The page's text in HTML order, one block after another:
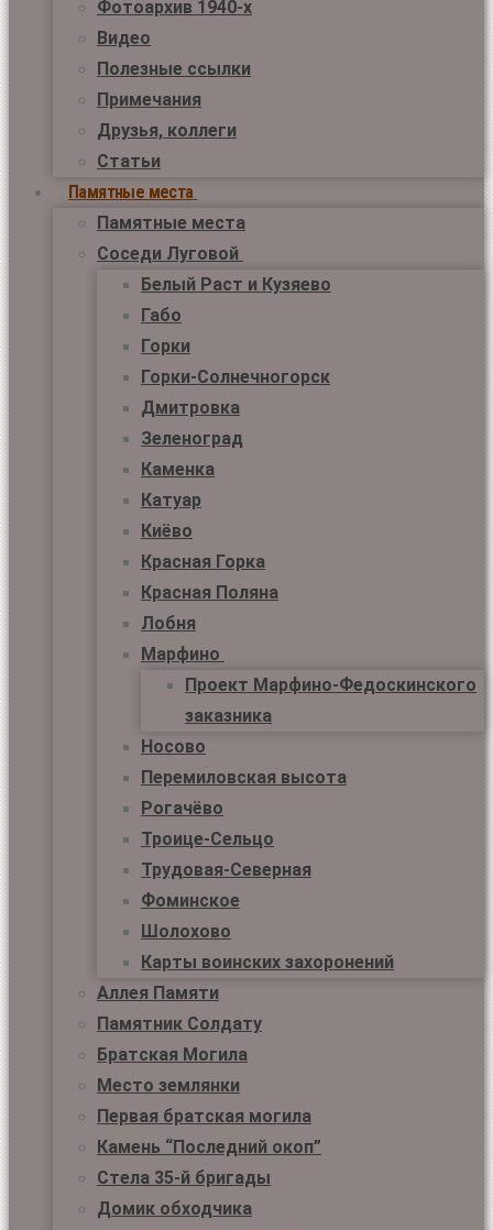
Фотоархив 1940-х
Видео
Полезные ссылки
Примечания
Друзья, коллеги
Статьи
Памятные места
Памятные места
Соседи Луговой
Белый Раст и Кузяево
Габо
Горки
Горки-Солнечногорск
Дмитровка
Зеленоград
Каменка
Катуар
Киёво
Красная Горка
Красная Поляна
Лобня
Марфино
Проект Марфино-Федоскинского
заказника
Носово
Перемиловская высота
Рогачёво
Троице-Сельцо
Трудовая-Северная
Фоминское
Шолохово
Карты воинских захоронений
Аллея Памяти
Памятник Солдату
Братская Могила
Место землянки
Первая братская могила
Камень “Последний окоп”
Стела 35-й бригады
Домик обходчика